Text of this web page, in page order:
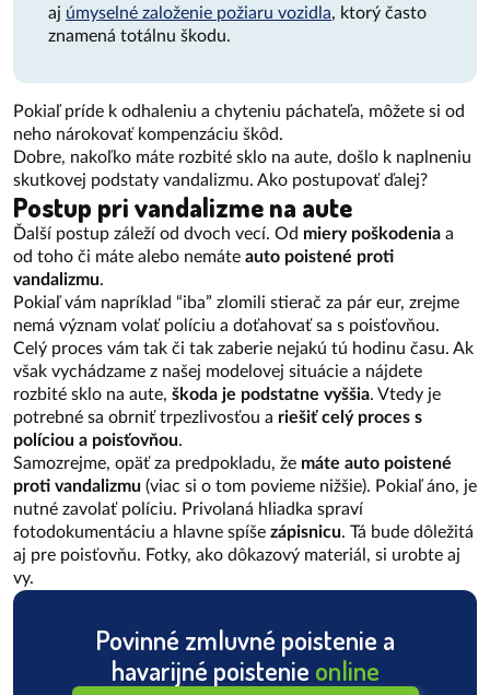
aj úmyselné založenie požiaru vozidla, ktorý často
znamená totálnu škodu.
Pokiaľ príde k odhaleniu a chyteniu páchateľa, môžete si od
neho nárokovať kompenzáciu škôd.
Dobre, nakoľko máte rozbité sklo na aute, došlo k naplneniu
skutkovej podstaty vandalizmu. Ako postupovať ďalej?
Postup pri vandalizme na aute
Ďalší postup záleží od dvoch vecí. Od miery poškodenia a
od toho či máte alebo nemáte auto poistené proti
vandalizmu.
Pokiaľ vám napríklad “iba” zlomili stierač za pár eur, zrejme
nemá význam volať políciu a doťahovať sa s poisťovňou.
Celý proces vám tak či tak zaberie nejakú tú hodinu času. Ak
však vychádzame z našej modelovej situácie a nájdete
rozbité sklo na aute, škoda je podstatne vyššia. Vtedy je
potrebné sa obrniť trpezlivosťou a riešiť celý proces s
políciou a poisťovňou.
Samozrejme, opäť za predpokladu, že máte auto poistené
proti vandalizmu (viac si o tom povieme nižšie). Pokiaľ áno, je
nutné zavolať políciu. Privolaná hliadka spraví
fotodokumentáciu a hlavne spíše zápisnicu. Tá bude dôležitá
aj pre poisťovňu. Fotky, ako dôkazový materiál, si urobte aj
vy.
Povinné zmluvné poistenie a
havarijné poistenie online